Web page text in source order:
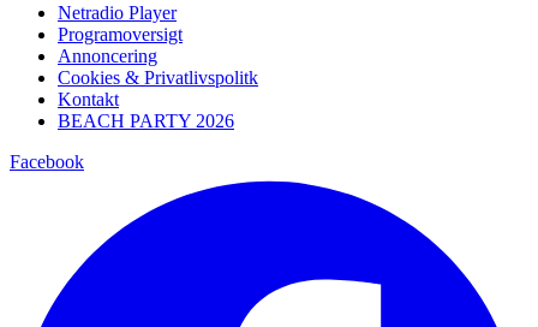
Netradio Player
Programoversigt
Annoncering
Cookies & Privatlivspolitk
Kontakt
BEACH PARTY 2026
Facebook